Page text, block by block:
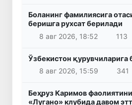
Боланинг фамилиясига
беришга рухсат берилади
8 авг 2026, 18:52
113
Ўзбекистон қурувчиларига
8 авг 2026, 15:59
341
Беҳруз Каримов
«Лугано» клубида давом